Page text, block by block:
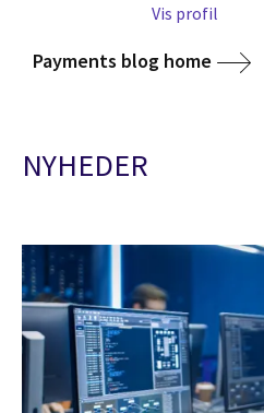
Vis profil
Payments blog home
NYHEDER